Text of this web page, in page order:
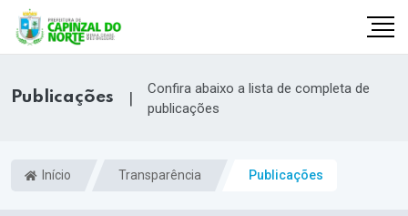
Publicações |
Confira abaixo a lista de completa de
publicações
Início Transparência Publicações